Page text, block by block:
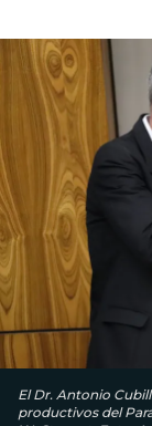
El Dr. Antonio
productivos del